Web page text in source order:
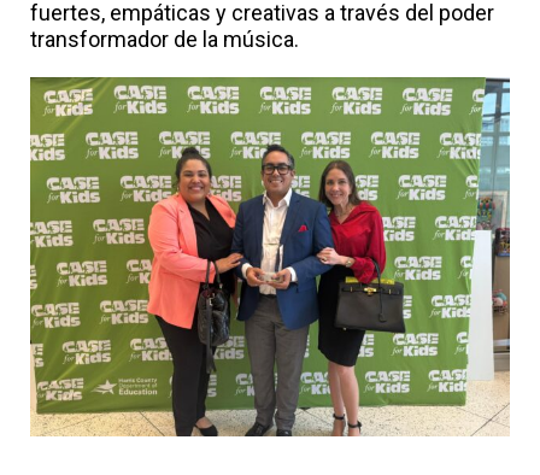
fuertes, empáticas y creativas a través del poder
transformador de la música.